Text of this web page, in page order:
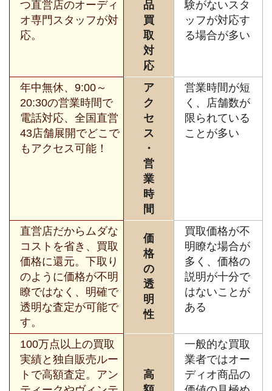
つ直営店のオーディ
オ専門スタッフが対
応。
品
買
取
対
応
験がないスタ
ッフが対応す
る場合が多い
年中無休、9:00～
20:30の営業時間で
電話対応、全国直営
43店舗展開でどこで
もアクセス可能！
ア
ク
セ
ス
・
営
業
時
間
営業時間が短
く、店舗数が
限られている
ことが多い
直営店だからムダな
コストを省き、買取
価格に還元。下取り
のように価格が不明
瞭ではなく、明確で
透明な査定が可能で
す。
価
格
の
透
明
性
買取価格が不
明瞭な場合が
多く、価格の
説明が十分で
はないことが
ある
100万点以上の買取
実績と独自販売ルー
トで高額査定。アン
高
一般的な買取
業者ではオー
ディオ商品の